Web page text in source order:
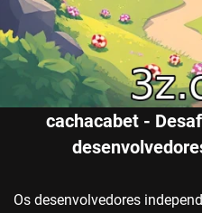
cachacabet -
Os desenvolvedores